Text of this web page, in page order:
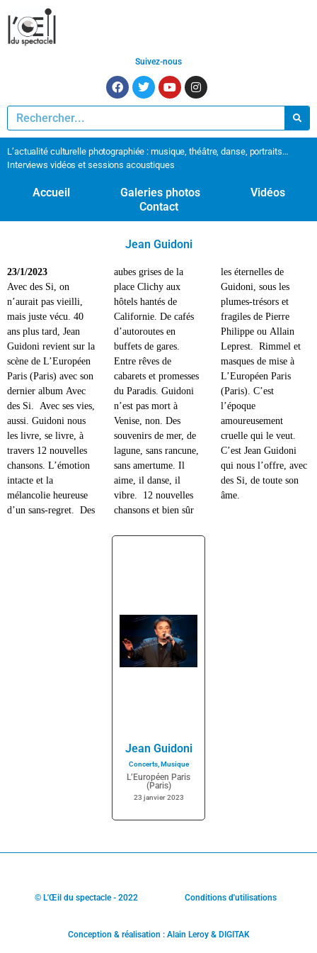
Suivez-nous
L’actualité culturelle photographiée : musique, théâtre, danse, portraits…
Interviews vidéos et sessions acoustiques
Accueil Galeries photos
Vidéos
Contact
Jean Guidoni
23/1/2023
Avec des Si, on
n’aurait pas vieilli,
mais juste vécu. 40
ans plus tard, Jean
Guidoni revient sur la
scène de L’Européen
Paris (Paris) avec son
dernier album Avec
des Si. Avec ses vies,
aussi. Guidoni nous
les livre, se livre, à
travers 12 nouvelles
chansons. L’émotion
intacte et la
mélancolie heureuse
d’un sans-regret. Des
aubes grises de la
place Clichy aux
hôtels hantés de
Californie. De cafés
d’autoroutes en
buffets de gares.
Entre rêves de
cabarets et promesses
du Paradis. Guidoni
n’est pas mort à
Venise, non. Des
souvenirs de mer, de
lagune, sans rancune,
sans amertume. Il
aime, il danse, il
vibre. 12 nouvelles
chansons et bien sûr
les éternelles de
Guidoni, sous les
plumes-trésors et
fragiles de Pierre
Philippe ou Allain
Leprest. Rimmel et
masques de mise à
L’Européen Paris
(Paris). C’est
l’époque
amoureusement
cruelle qui le veut.
C’est Jean Guidoni
qui nous l’offre, avec
des Si, de toute son
âme.
Jean Guidoni
Concerts,Musique
L’Européen Paris
(Paris)
23 janvier 2023
© L'Œil du spectacle - 2022 Conditions d'utilisations
Conception & réalisation : Alain Leroy & DIGITAK